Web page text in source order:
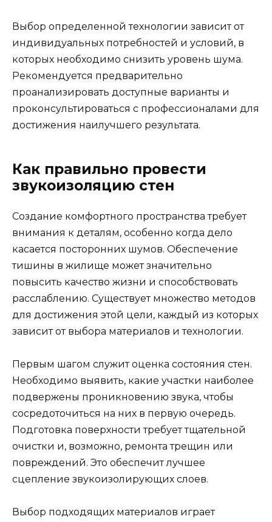
Выбор определенной технологии зависит от
индивидуальных потребностей и условий, в
которых необходимо снизить уровень шума.
Рекомендуется предварительно
проанализировать доступные варианты и
проконсультироваться с профессионалами для
достижения наилучшего результата.
Как правильно провести
звукоизоляцию стен
Создание комфортного пространства требует
внимания к деталям, особенно когда дело
касается посторонних шумов. Обеспечение
тишины в жилище может значительно
повысить качество жизни и способствовать
расслаблению. Существует множество методов
для достижения этой цели, каждый из которых
зависит от выбора материалов и технологии.
Первым шагом служит оценка состояния стен.
Необходимо выявить, какие участки наиболее
подвержены проникновению звука, чтобы
сосредоточиться на них в первую очередь.
Подготовка поверхности требует тщательной
очистки и, возможно, ремонта трещин или
повреждений. Это обеспечит лучшее
сцепление звукоизолирующих слоев.
Выбор подходящих материалов играет